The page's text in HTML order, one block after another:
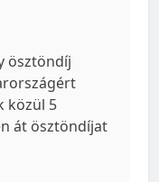
ösztöndíj
közül 5
át ösztöndíjat